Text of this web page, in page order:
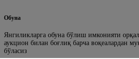
Обуна
Янгиликларга обуна бўлиш имконияти
аукцион билан боғлиқ барча воқеалардан
бўласиз